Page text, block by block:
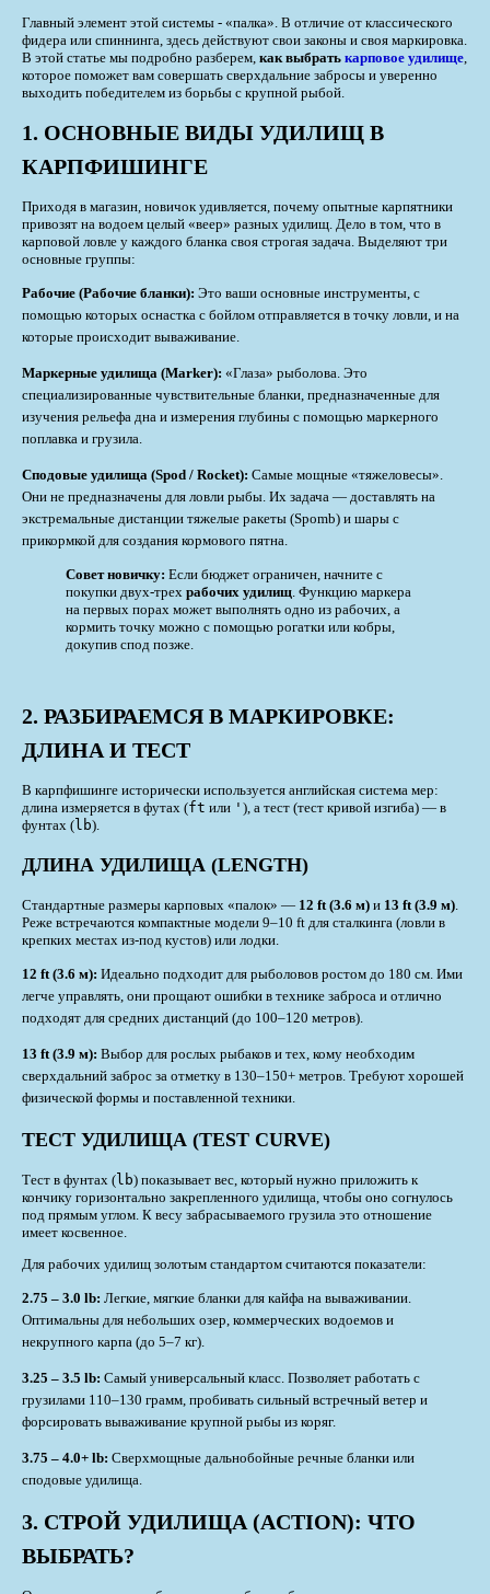
Главный элемент этой системы - «палка». В отличие от классического
фидера или спиннинга, здесь действуют свои законы и своя маркировка.
В этой статье мы подробно разберем, как выбрать карповое удилище,
которое поможет вам совершать сверхдальние забросы и уверенно
выходить победителем из борьбы с крупной рыбой.
1. ОСНОВНЫЕ ВИДЫ УДИЛИЩ В
КАРПФИШИНГЕ
Приходя в магазин, новичок удивляется, почему опытные карпятники
привозят на водоем целый «веер» разных удилищ. Дело в том, что в
карповой ловле у каждого бланка своя строгая задача. Выделяют три
основные группы:
Рабочие (Рабочие бланки): Это ваши основные инструменты, с
помощью которых оснастка с бойлом отправляется в точку ловли, и на
которые происходит вываживание.
Маркерные удилища (Marker): «Глаза» рыболова. Это
специализированные чувствительные бланки, предназначенные для
изучения рельефа дна и измерения глубины с помощью маркерного
поплавка и грузила.
Сподовые удилища (Spod / Rocket): Самые мощные «тяжеловесы».
Они не предназначены для ловли рыбы. Их задача — доставлять на
экстремальные дистанции тяжелые ракеты (Spomb) и шары с
прикормкой для создания кормового пятна.
Совет новичку: Если бюджет ограничен, начните с
покупки двух-трех рабочих удилищ. Функцию маркера
на первых порах может выполнять одно из рабочих, а
кормить точку можно с помощью рогатки или кобры,
докупив спод позже.
2. РАЗБИРАЕМСЯ В МАРКИРОВКЕ:
ДЛИНА И ТЕСТ
В карпфишинге исторически используется английская система мер:
длина измеряется в футах (ft или ' ), а тест (тест кривой изгиба) — в
фунтах (lb).
ДЛИНА УДИЛИЩА (LENGTH)
Стандартные размеры карповых «палок» — 12 ft (3.6 м) и 13 ft (3.9 м).
Реже встречаются компактные модели 9–10 ft для сталкинга (ловли в
крепких местах из-под кустов) или лодки.
12 ft (3.6 м): Идеально подходит для рыболовов ростом до 180 см. Ими
легче управлять, они прощают ошибки в технике заброса и отлично
подходят для средних дистанций (до 100–120 метров).
13 ft (3.9 м): Выбор для рослых рыбаков и тех, кому необходим
сверхдальний заброс за отметку в 130–150+ метров. Требуют хорошей
физической формы и поставленной техники.
ТЕСТ УДИЛИЩА (TEST CURVE)
Тест в фунтах (lb) показывает вес, который нужно приложить к
кончику горизонтально закрепленного удилища, чтобы оно согнулось
под прямым углом. К весу забрасываемого грузила это отношение
имеет косвенное.
Для рабочих удилищ золотым стандартом считаются показатели:
2.75 – 3.0 lb: Легкие, мягкие бланки для кайфа на вываживании.
Оптимальны для небольших озер, коммерческих водоемов и
некрупного карпа (до 5–7 кг).
3.25 – 3.5 lb: Самый универсальный класс. Позволяет работать с
грузилами 110–130 грамм, пробивать сильный встречный ветер и
форсировать вываживание крупной рыбы из коряг.
3.75 – 4.0+ lb: Сверхмощные дальнобойные речные бланки или
сподовые удилища.
3. СТРОЙ УДИЛИЩА (ACTION): ЧТО
ВЫБРАТЬ?